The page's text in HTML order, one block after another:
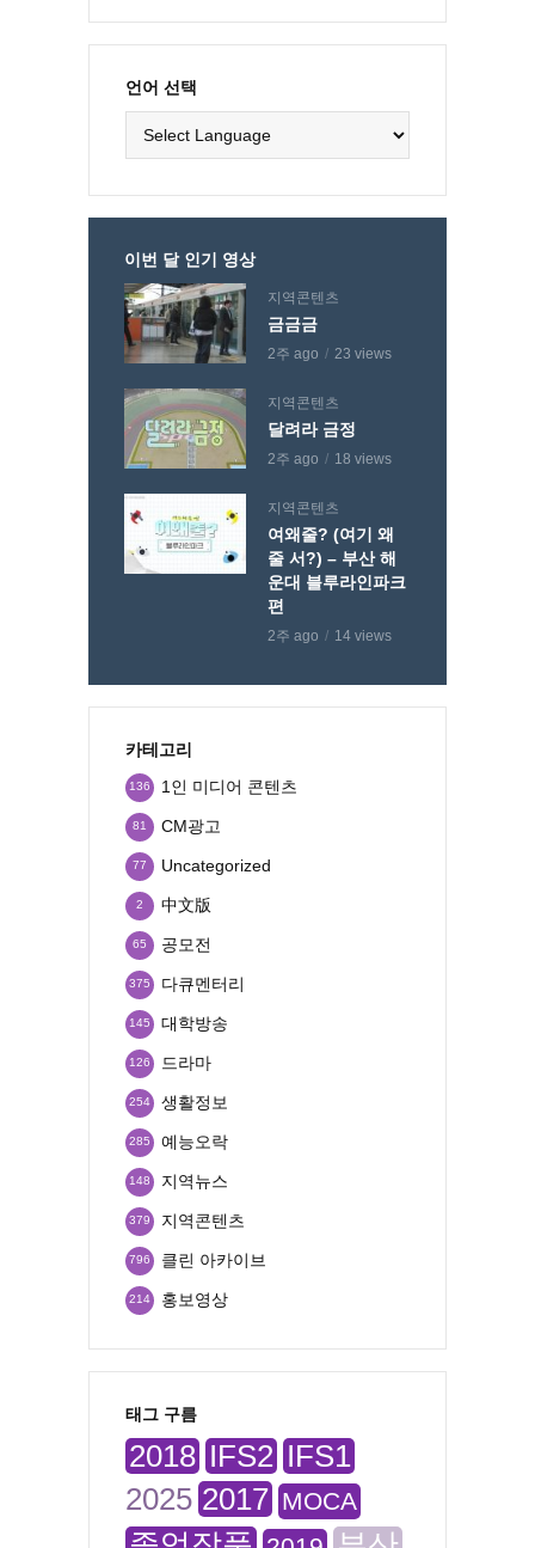
언어 선택
이번 달 인기 영상
지역콘텐츠
금금금
2주 ago 23 views
지역콘텐츠
달려라 금정
2주 ago 18 views
지역콘텐츠
여왜줄? (여기 왜
줄 서?) – 부산 해
운대 블루라인파크
편
2주 ago 14 views
카테고리
1인 미디어 콘텐츠
136
CM광고
81
Uncategorized
77
中文版
2
공모전
65
다큐멘터리
375
대학방송
145
드라마
126
생활정보
254
예능오락
285
지역뉴스
148
지역콘텐츠
379
클린 아카이브
796
홍보영상
214
태그 구름
2018 IFS2 IFS1
2025 2017 MOCA